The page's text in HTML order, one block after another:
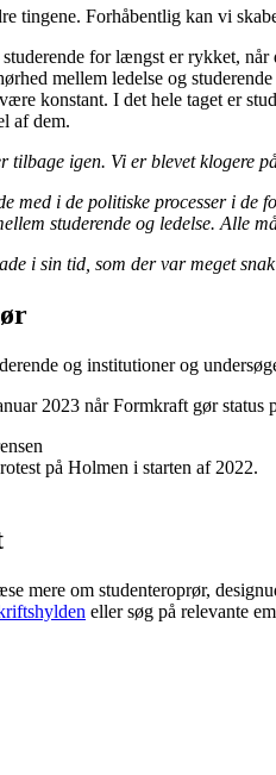
tingene. Forhåbentlig kan vi
for længst er rykket,
mellem ledelse og
konstant. I det hele taget er
af dem.
tilbage igen. Vi er blevet klogere
med i de politiske processer i
studerende og ledelse. Alle
i sin tid, som der var meget
og institutioner og
2023 når Formkraft gør status
på Holmen i starten af 2022.
mere om studenteroprør,
eller søg på relevante